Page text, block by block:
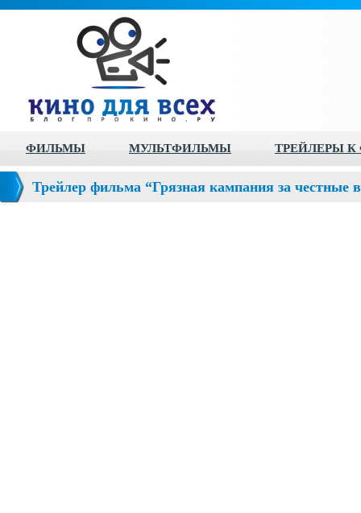
ФИЛЬМЫ МУЛЬТФИЛЬМЫ ТРЕЙЛЕРЫ
Трейлер фильма “Грязная кампания за честные